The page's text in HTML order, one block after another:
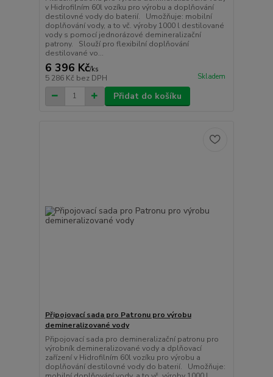
v Hidrofilním 60l vozíku pro výrobu a doplňování
destilovné vody do baterií. Umožňuje: mobilní
doplňování vody, a to vč. výroby 1000 l destilované
vody s pomocí jednorázové demineralizační
patrony. Slouží pro flexibilní doplňování
destilované vo...
6 396 Kč/ks
5 286 Kč bez DPH Skladem
Přidat do košíku
Připojovací sada pro Patronu pro výrobu
demineralizované vody
Připojovací sada pro demineralizační patronu pro
výrobník demineralizované vody a dplňovací
zařízení v Hidrofilním 60l vozíku pro výrobu a
doplňování destilovné vody do baterií. Umožňuje: